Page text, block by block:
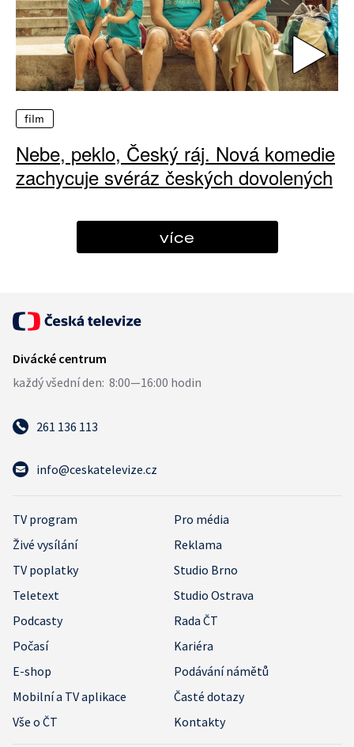
film
Nebe, peklo, Český ráj. Nová komedie
zachycuje svéráz českých dovolených
více
261 136 113
info@ceskatelevize.cz
TV program
Pro média
Živé vysílání
Reklama
TV poplatky
Studio Brno
Teletext
Studio Ostrava
Podcasty
Rada ČT
Počasí
Kariéra
E-shop
Podávání námětů
Mobilní a TV aplikace
Časté dotazy
Vše o ČT
Kontakty